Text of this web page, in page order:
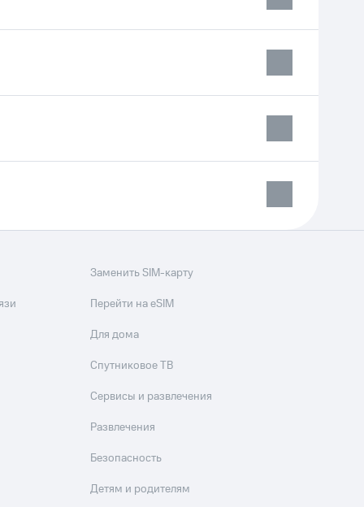
Заменить SIM-карту
Перейти на eSIM
Для дома
Спутниковое ТВ
Сервисы и развлечения
Развлечения
Безопасность
Детям и родителям